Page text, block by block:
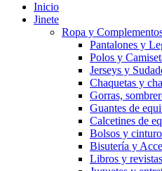
Inicio
Jinete
Ropa y
Pantalones y
Polos y
Jerseys y
Chaquetas y
Gorras,
Guantes de
Calcetines de
Bolsos y
Bisutería y
Libros y revistas